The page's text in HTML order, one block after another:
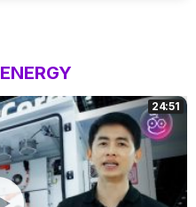
ENERGY
24:51